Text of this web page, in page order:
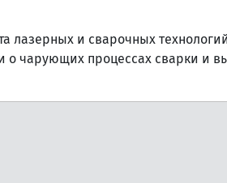
лазерных и сварочных
о чарующих процессах сварки и